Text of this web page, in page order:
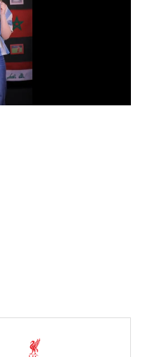
الدوري السعودي للمحترفين
الكرة الأوروبية